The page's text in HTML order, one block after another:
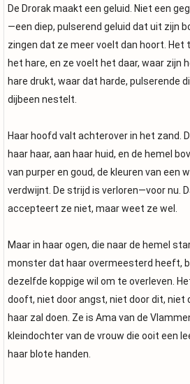
De Drorak maakt een geluid. Niet een
—een diep, pulserend geluid dat uit zijn
zingen dat ze meer voelt dan hoort. Het
het hare, en ze voelt het daar, waar zijn
hare drukt, waar dat harde, pulserende
dijbeen nestelt.
Haar hoofd valt achterover in het zand.
haar haar, aan haar huid, en de hemel
van purper en goud, de kleuren van een
verdwijnt. De strijd is verloren—voor nu.
accepteert ze niet, maar weet ze wel.
Maar in haar ogen, die naar de hemel
monster dat haar overmeesterd heeft,
dezelfde koppige wil om te overleven.
dooft, niet door angst, niet door dit, niet
haar zal doen. Ze is Ama van de
kleindochter van de vrouw die ooit een
haar blote handen.